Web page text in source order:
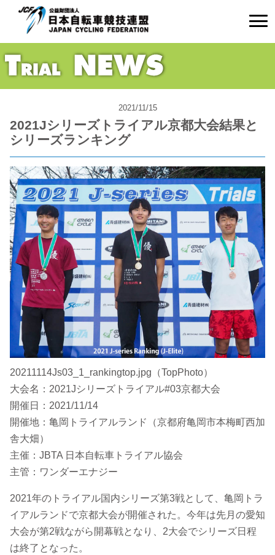
2021/11/15
2021Jシリーズトライアル京都大会結果と
シリーズランキング
20211114Js03_1_rankingtop.jpg（TopPhoto）
大会名：2021Jシリーズトライアル#03京都大会
開催日：2021/11/14
開催地：亀岡トライアルランド（京都府亀岡市本梅町西加
舎大畑）
主催：JBTA 日本自転車トライアル協会
主管：ワンダーエナジー
2021年のトライアル国内シリーズ第3戦として、亀岡トラ
イアルランドで京都大会が開催された。今年は先月の愛知
大会が第2戦ながら開幕戦となり、2大会でシリーズ日程
は終了となった。